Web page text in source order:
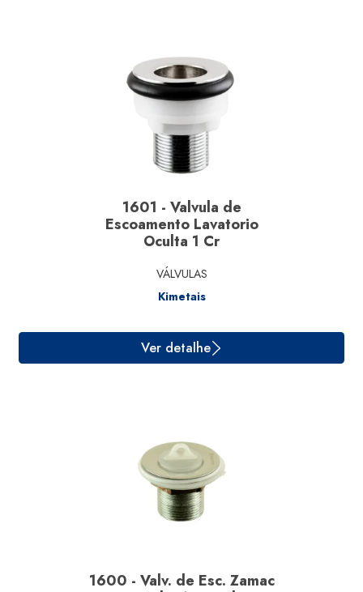
Ver detalhe
Ver detalhe
1601 - Valvula de
Escoamento Lavatorio
Oculta 1 Cr
VÁLVULAS
Kimetais
1600 - Valv. de Esc. Zamac